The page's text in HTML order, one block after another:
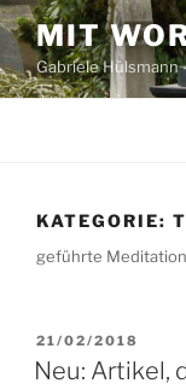
Zum
Inhalt
springen
MIT
Gabriele Hülsmann
KATEGORIE:
geführte
VERÖFFENTLICHT
AM
21/02/2018
Neu: Artikel,